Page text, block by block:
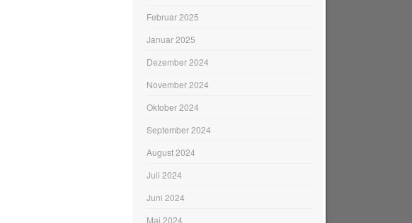
Februar 2025
Januar 2025
Dezember 2024
November 2024
Oktober 2024
September 2024
August 2024
Juli 2024
Juni 2024
Mai 2024